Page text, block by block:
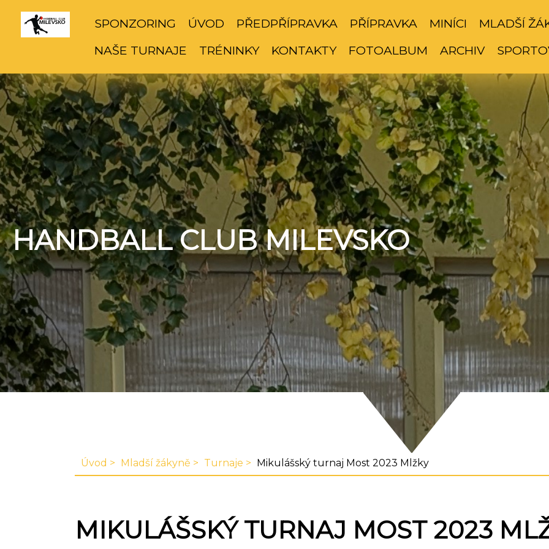
SPONZORING ÚVOD PŘEDPŘÍPRAVKA PŘÍPRAVKA MINÍCI
MLADŠÍ
NAŠE TURNAJE
TRÉNINKY KONTAKTY FOTOALBUM ARCHIV
HANDBALL CLUB MILEVSKO
Úvod Mladší žákyně Turnaje Mikulášský turnaj Most 2023 Mlžky
MIKULÁŠSKÝ TURNAJ MOST 2023